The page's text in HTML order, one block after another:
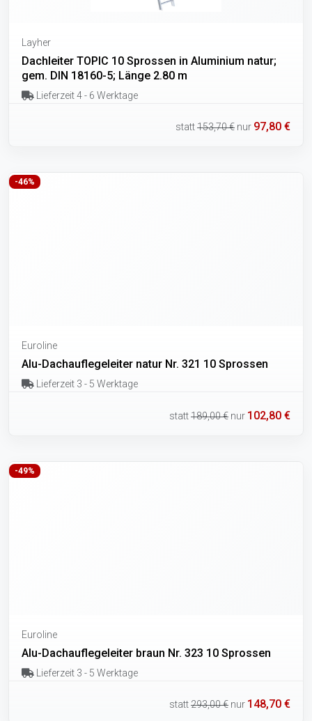
Layher
Dachleiter TOPIC 10 Sprossen in Aluminium natur;
gem. DIN 18160-5; Länge 2.80 m
Lieferzeit 4 - 6 Werktage
statt153,70 € nur 97,80 €
-46%
Euroline
Alu-Dachauflegeleiter natur Nr. 321 10 Sprossen
Lieferzeit 3 - 5 Werktage
statt189,00 € nur 102,80 €
-49%
Euroline
Alu-Dachauflegeleiter braun Nr. 323 10 Sprossen
Lieferzeit 3 - 5 Werktage
statt293,00 € nur 148,70 €